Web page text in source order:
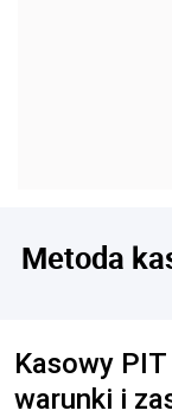
Metoda
Kasowy
warunki i